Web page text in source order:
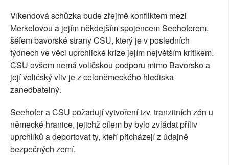
Víkendová schůzka bude zřejmě konfliktem mezi
Merkelovou a jejím někdejším spojencem Seehoferem,
šéfem bavorské strany CSU, který je v posledních
týdnech ve věci uprchlické krize jejím největším kritikem.
CSU ovšem nemá voličskou podporu mimo Bavorsko a
její voličský vliv je z celoněmeckého hlediska
zanedbatelný.
Seehofer a CSU požadují vytvoření tzv. tranzitních zón u
německé hranice, jejichž cílem by bylo zvládat příliv
uprchlíků a deportovat ty, kteří přicházejí z údajně
bezpečných zemí.